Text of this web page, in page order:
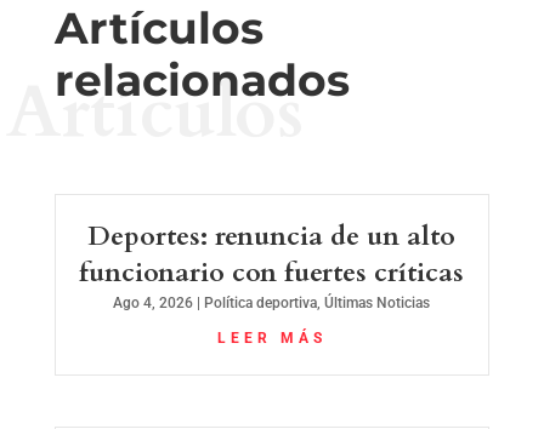
Artículos
relacionados
Artículos
Deportes: renuncia de un alto
funcionario con fuertes críticas
Ago 4, 2026 Política deportiva,Últimas Noticias
LEER MÁS